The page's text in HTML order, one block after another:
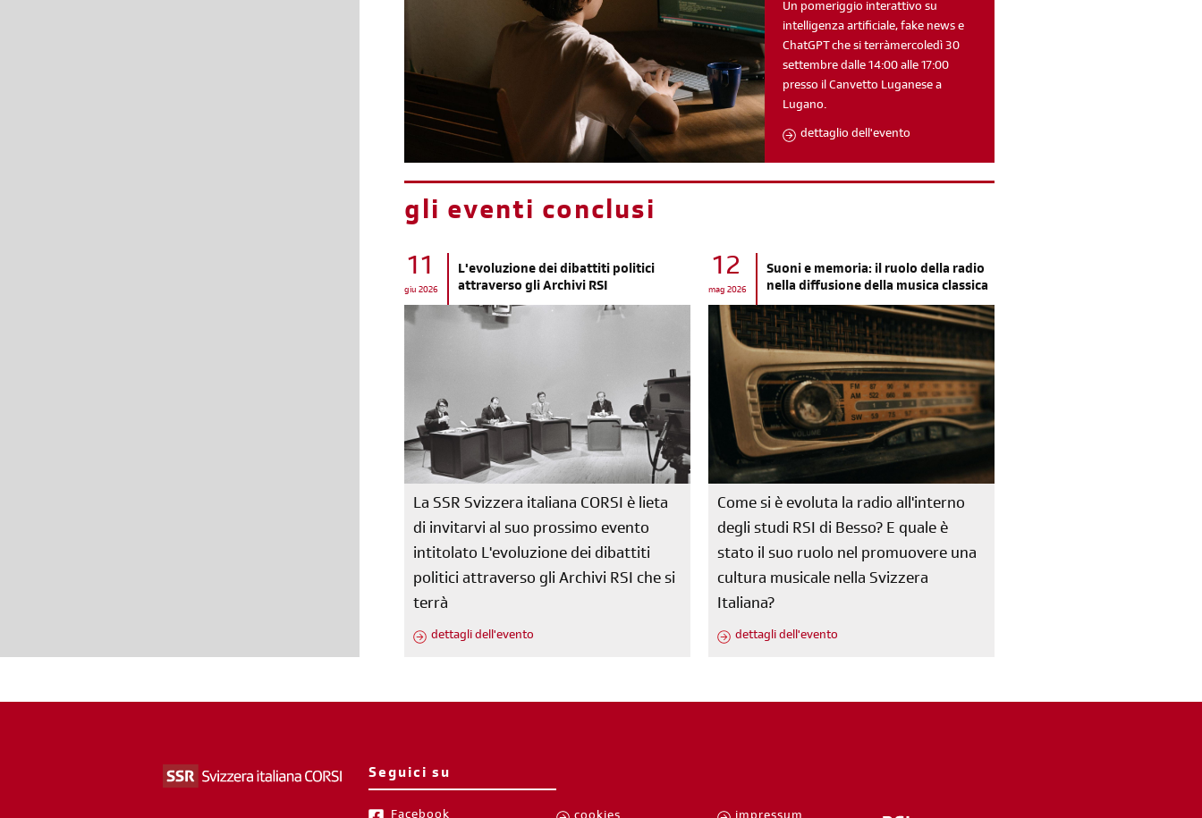
Un pomeriggio interattivo su
intelligenza artificiale, fake news e
ChatGPT che si terràmercoledì 30
settembre dalle 14:00 alle 17:00
presso il Canvetto Luganese a
Lugano.
dettaglio dell'evento
gli eventi conclusi
11
giu 2026
L'evoluzione dei dibattiti politici
attraverso gli Archivi RSI
La SSR Svizzera italiana CORSI è lieta
di invitarvi al suo prossimo evento
intitolato L'evoluzione dei dibattiti
politici attraverso gli Archivi RSI che si
terrà
dettagli dell'evento
12
mag 2026
Suoni e memoria: il ruolo della radio
nella diffusione della musica classica
Come si è evoluta la radio all'interno
degli studi RSI di Besso? E quale è
stato il suo ruolo nel promuovere una
cultura musicale nella Svizzera
Italiana?
dettagli dell'evento
Seguici su